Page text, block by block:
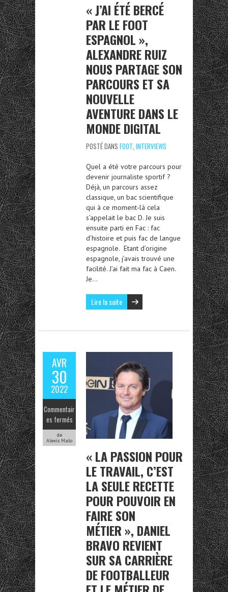
« J’AI ÉTÉ BERCÉ
PAR LE FOOT
ESPAGNOL »,
ALEXANDRE RUIZ
NOUS PARTAGE SON
PARCOURS ET SA
NOUVELLE
AVENTURE DANS LE
MONDE DIGITAL
POSTÉ DANS FOOT, INTERVIEWS
Quel a été votre parcours pour
devenir journaliste sportif ?
Déjà, un parcours assez
classique, un bac scientifique
qui à ce moment-là cela
s’appelait le bac D. Je suis
ensuite parti en Fac : fac
d’histoire et puis fac de langue
espagnole. Etant d’origine
espagnole, j’avais trouvé une
facilité. J’ai fait ma fac à Caen.
Je…
Lire la suite
AVR
30
2022
Commentair
es fermés
de
Alexis Malo
« LA PASSION POUR
LE TRAVAIL, C’EST
LA SEULE RECETTE
POUR POUVOIR EN
FAIRE SON
MÉTIER », DANIEL
BRAVO REVIENT
SUR SA CARRIÈRE
DE FOOTBALLEUR